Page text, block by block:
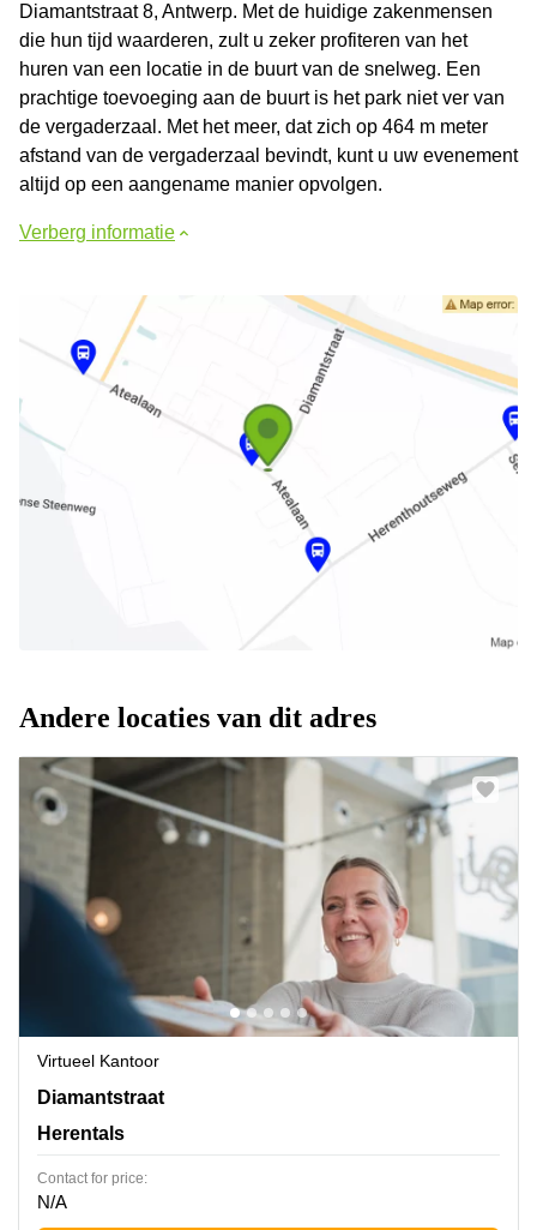
Diamantstraat 8, Antwerp. Met de huidige zakenmensen
die hun tijd waarderen, zult u zeker profiteren van het
huren van een locatie in de buurt van de snelweg. Een
prachtige toevoeging aan de buurt is het park niet ver van
de vergaderzaal. Met het meer, dat zich op 464 m meter
afstand van de vergaderzaal bevindt, kunt u uw evenement
altijd op een aangename manier opvolgen.
Verberg informatie
Andere locaties van dit adres
Virtueel Kantoor
Diamantstraat 8, Antwerp, Herentals
Diamantstraat
Herentals
Contact for price:
N/A